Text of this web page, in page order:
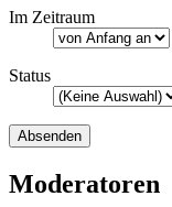
Im Zeitraum
Status
Moderatoren